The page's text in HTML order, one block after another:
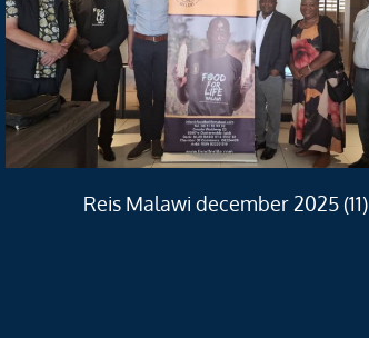
Reis Malawi december 2025 (11)